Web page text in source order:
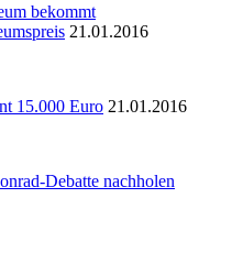
bekommt
21.01.2016
15.000 Euro 21.01.2016
Debatte nachholen